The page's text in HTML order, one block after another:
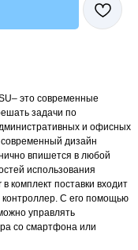
это современные
задачи по
и офисных
дизайн
впишется в любой
использования
комплект поставки входит
контроллер. С его помощью
управлять
со смартфона или